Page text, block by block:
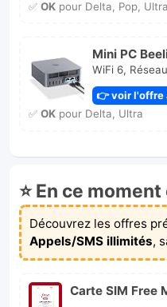
✅ OKpour Delta, Pop, Ultra
Mini PC
WiFi 6,
👉 voir l'offre
✅ OKpour Delta, Ultra
⭐ En ce
Découvrez les offres
Appels/SMS illimités,
Carte SIM Free